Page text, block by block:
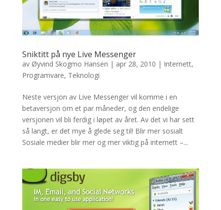
Sniktitt på nye Live Messenger
av Øyvind Skogmo Hansen | apr 28, 2010 | Internett,
Programvare, Teknologi
Neste versjon av Live Messenger vil komme i en
betaversjon om et par måneder, og den endelige
versjonen vil bli ferdig i løpet av året. Av det vi har sett
så langt, er det mye å glede seg til! Blir mer sosialt
Sosiale medier blir mer og mer viktig på internett –...